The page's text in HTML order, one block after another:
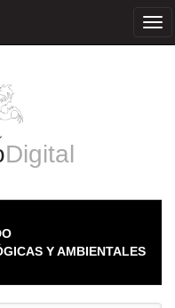
Digital
Y AMBIENTALES